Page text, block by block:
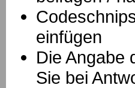
einfügen
Die Angabe
Sie bei